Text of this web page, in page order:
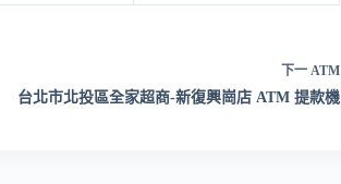
下一 ATM
台北市北投區全家超商-新復興崗店 ATM 提款機